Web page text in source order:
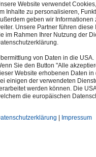
subaquatiques
Website verwendet
Inhalte zu personalisieren,
geben wir Informationen
Unsere Partner führen
im Rahmen Ihrer Nutzung der
von Daten in die USA.
Sie den Button "Alle
Website erhobenen Daten in
einigen der verwendeten
werden können. Die
die europäischen
Impressum